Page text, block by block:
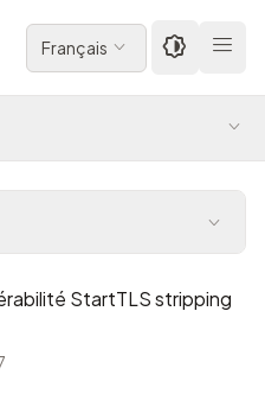
Français
StartTLS stripping